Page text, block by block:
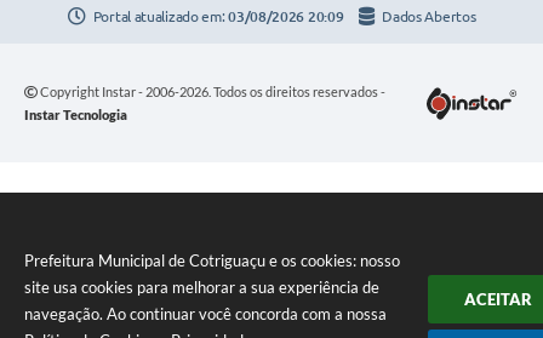
Prefeitura Municipal de Cotriguaçu e os cookies: nosso
site usa cookies para melhorar a sua experiência de
navegação. Ao continuar você concorda com a nossa
ACEITAR
Portal atualizado em:03/08/2026 20:09 Dados Abertos
Copyright Instar - 2006-2026. Todos os direitos reservados -
Instar Tecnologia